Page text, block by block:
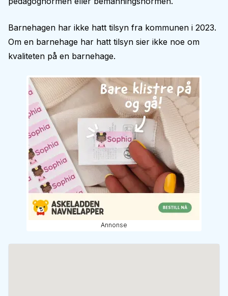
Barnehagen har ikke hatt tilsyn fra kommunen i 2023.
Om en barnehage har hatt tilsyn sier ikke noe om
kvaliteten på en barnehage.
Annonse